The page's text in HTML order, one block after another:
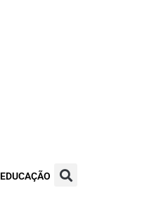
EDUCAÇÃO